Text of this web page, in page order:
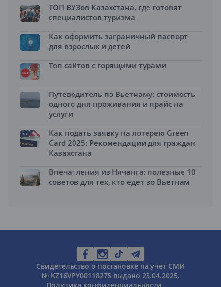
ТОП ВУЗов Казахстана, где готовят
специалистов туризма
Как оформить заграничный паспорт
для взрослых и детей
Топ сайтов с горящими турами
Путеводитель по Вьетнаму: стоимость
одного дня проживания и прайс на
услуги
Как подать заявку на лотерею Green
Card 2025: Рекомендации для граждан
Казахстана
Впечатления из Нячанга: полезные 10
советов для тех, кто едет во Вьетнам
Свидетельство о постановке на учет СМИ
№ KZ16VPY00118275 выдано 25.04.2025.
Политика конфиденциальности